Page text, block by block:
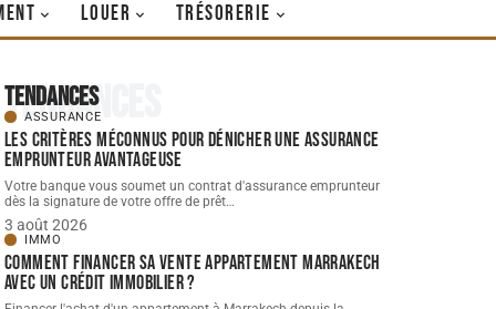
LOUER TRÉSORERIE
Tendances
Tendances
ASSURANCE
Les critères méconnus pour dénicher une assurance
emprunteur avantageuse
Votre banque vous soumet un contrat d'assurance emprunteur
dès la signature de votre offre de prêt…
3 août 2026
IMMO
Comment financer sa vente appartement Marrakech
avec un crédit immobilier ?